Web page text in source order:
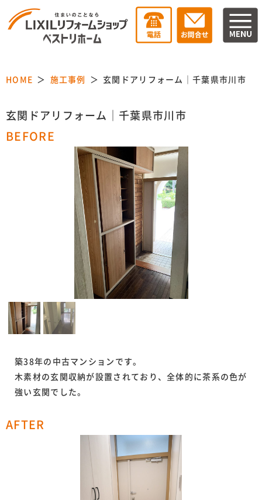
HOME 施工事例 玄関ドアリフォーム｜千葉県市川市
玄関ドアリフォーム｜千葉県市川市
BEFORE
築38年の中古マンションです。
木素材の玄関収納が設置されており、全体的に茶系の色が
強い玄関でした。
AFTER